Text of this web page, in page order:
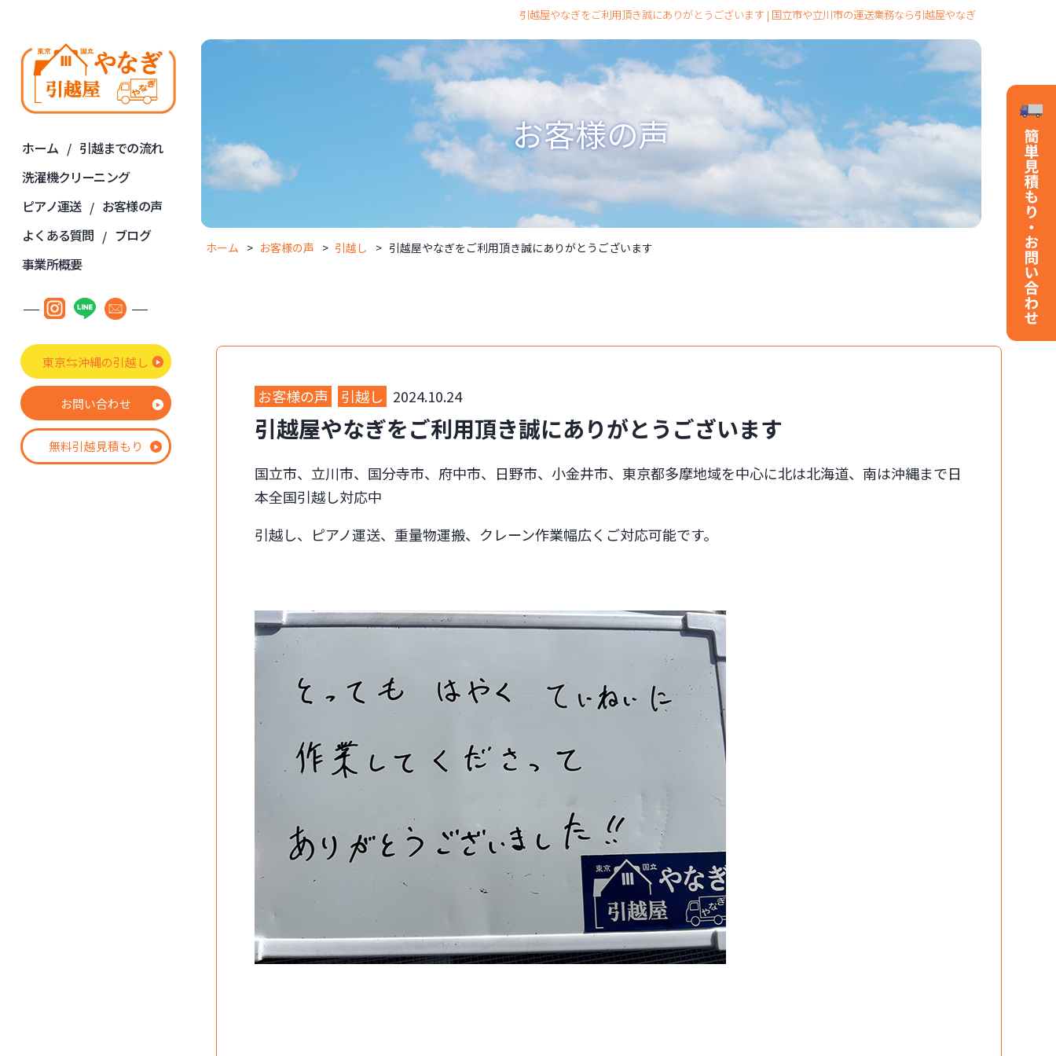
ホーム
引越までの流れ
洗濯機クリーニング
ピアノ運送
お客様の声
よくある質問
ブログ
事業所概要
東京⇆沖縄の引越し
お問い合わせ
無料引越見積もり
引越屋やなぎをご利用頂き誠にありがとうございます | 国立市や立川市の運送業務なら引越屋やなぎ
お客様の声
ホーム お客様の声 引越し 引越屋やなぎをご利用頂き誠にありがとうございます
お客様の声 引越し 2024.10.24
引越屋やなぎをご利用頂き誠にありがとうございます
国立市、立川市、国分寺市、府中市、日野市、小金井市、東京都多摩地域を中心に北は北海道、南は沖縄まで日
本全国引越し対応中
引越し、ピアノ運送、重量物運搬、クレーン作業幅広くご対応可能です。